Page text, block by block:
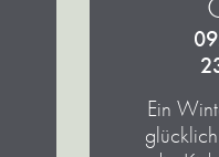
Ein